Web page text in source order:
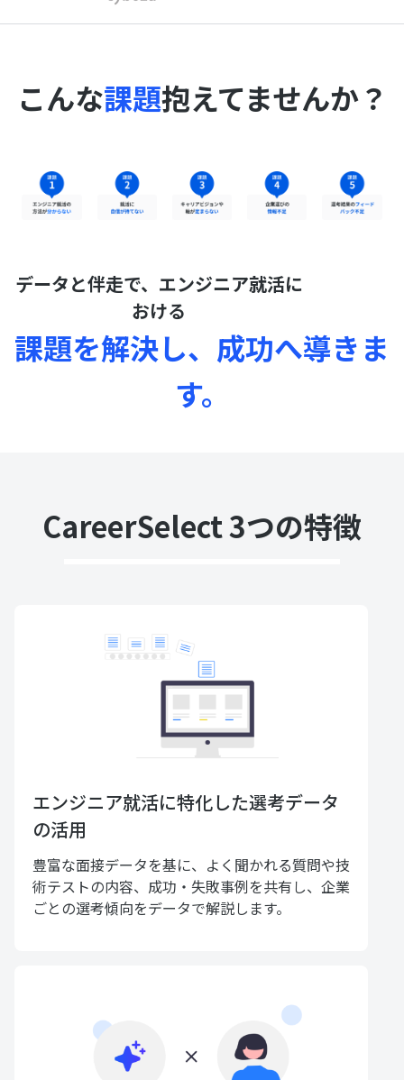
こんな課題抱えてませんか？
データと伴走で、エンジニア就活に
おける
課題を解決し、成功へ導きま
す。
CareerSelect 3つの特徴
エンジニア就活に特化した選考データ
の活用
豊富な面接データを基に、よく聞かれる質問や技
術テストの内容、成功・失敗事例を共有し、企業
ごとの選考傾向をデータで解説します。